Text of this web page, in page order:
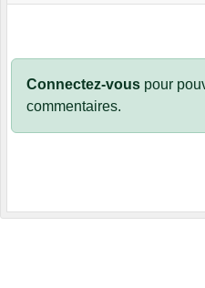
Connectez-vous pour
commentaires.